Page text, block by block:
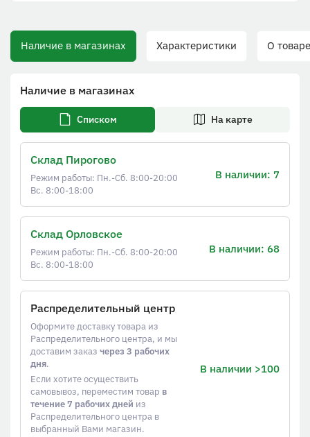
Наличие в магазинах Характеристики О товаре
Наличие в магазинах
Списком На карте
Склад Пирогово
Режим работы: Пн.-Сб. 8:00-20:00
Вс. 8:00-18:00
В наличии: 7
Склад Орловское
Режим работы: Пн.-Сб. 8:00-20:00
Вс. 8:00-18:00
В наличии: 68
Распределительный центр
Оформите доставку товара из
Распределительного центра, и мы
доставим заказ через 3 рабочих
дня.
Если хотите осуществить
самовывоз, переместим товар в
течение 7 рабочих дней из
Распределительного центра в
выбранный Вами магазин.
В наличии >100